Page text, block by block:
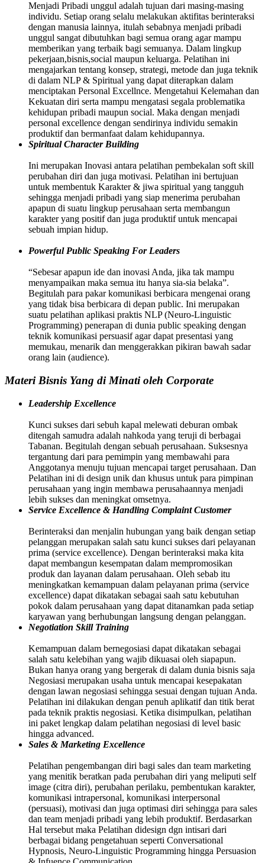
Menjadi Pribadi unggul adalah tujuan dari masing-masing
individu. Setiap orang selalu melakukan aktifitas berinteraksi
dengan manusia lainnya, itulah sebabnya menjadi pribadi
unggul sangat dibutuhkan bagi semua orang agar mampu
memberikan yang terbaik bagi semuanya. Dalam lingkup
pekerjaan,bisnis,social maupun keluarga. Pelatihan ini
mengajarkan tentang konsep, strategi, metode dan juga teknik
di dalam NLP & Spiritual yang dapat diterapkan dalam
menciptakan Personal Excellnce. Mengetahui Kelemahan dan
Kekuatan diri serta mampu mengatasi segala problematika
kehidupan pribadi maupun social. Maka dengan menjadi
personal excellence dengan sendirinya individu semakin
produktif dan bermanfaat dalam kehidupannya.
Spiritual Character Building
Ini merupakan Inovasi antara pelatihan pembekalan soft skill
perubahan diri dan juga motivasi. Pelatihan ini bertujuan
untuk membentuk Karakter & jiwa spiritual yang tangguh
sehingga menjadi pribadi yang siap menerima perubahan
apapun di suatu lingkup perusahaan serta membangun
karakter yang positif dan juga produktif untuk mencapai
sebuah impian hidup.
Powerful Public Speaking For Leaders
“Sebesar apapun ide dan inovasi Anda, jika tak mampu
menyampaikan maka semua itu hanya sia-sia belaka”.
Begitulah para pakar komunikasi berbicara mengenai orang
yang tidak bisa berbicara di depan public. Ini merupakan
suatu pelatihan aplikasi praktis NLP (Neuro-Linguistic
Programming) penerapan di dunia public speaking dengan
teknik komunikasi persuasif agar dapat presentasi yang
memukau, menarik dan menggerakkan pikiran bawah sadar
orang lain (audience).
Materi Bisnis Yang di Minati oleh Corporate
Leadership Excellence
Kunci sukses dari sebuh kapal melewati deburan ombak
ditengah samudra adalah nahkoda yang teruji di berbagai
Tabanan. Begitulah dengan sebuah perusahaan. Suksesnya
tergantung dari para pemimpin yang membawahi para
Anggotanya menuju tujuan mencapai target perusahaan. Dan
Pelatihan ini di design unik dan khusus untuk para pimpinan
perusahaan yang ingin membawa perusahaannya menjadi
lebih sukses dan meningkat omsetnya.
Service Excellence & Handling Complaint Customer
Berinteraksi dan menjalin hubungan yang baik dengan setiap
pelanggan merupakan salah satu kunci sukses dari pelayanan
prima (service excellence). Dengan berinteraksi maka kita
dapat membangun kesempatan dalam mempromosikan
produk dan layanan dalam perusahaan. Oleh sebab itu
meningkatkan kemampuan dalam pelayanan prima (service
excellence) dapat dikatakan sebagai saah satu kebutuhan
pokok dalam perusahaan yang dapat ditanamkan pada setiap
karyawan yang berhubungan langsung dengan pelanggan.
Negotiation Skill Training
Kemampuan dalam bernegosiasi dapat dikatakan sebagai
salah satu kelebihan yang wajib dikuasai oleh siapapun.
Bukan hanya orang yang bergerak di dalam dunia bisnis saja
Negosiasi merupakan usaha untuk mencapai kesepakatan
dengan lawan negosiasi sehingga sesuai dengan tujuan Anda.
Pelatihan ini dilakukan dengan penuh aplikatif dan titik berat
pada teknik praktis negosiasi. Ketika disimpulkan, pelatihan
ini paket lengkap dalam pelatihan negosiasi di level basic
hingga advanced.
Sales & Marketing Excellence
Pelatihan pengembangan diri bagi sales dan team marketing
yang menitik beratkan pada perubahan diri yang meliputi self
image (citra diri), perubahan perilaku, pembentukan karakter,
komunikasi intrapersonal, komunikasi interpersonal
(persuasi), motivasi dan juga optimasi diri sehingga para sales
dan team menjadi pribadi yang lebih produktif. Berdasarkan
Hal tersebut maka Pelatihan didesign dgn intisari dari
berbagai bidang pengetahuan seperti Conversational
Hypnosis, Neuro-Linguistic Programming hingga Persuasion